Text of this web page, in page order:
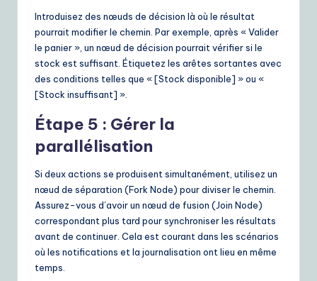
Introduisez des nœuds de décision là où le résultat
pourrait modifier le chemin. Par exemple, après « Valider
le panier », un nœud de décision pourrait vérifier si le
stock est suffisant. Étiquetez les arêtes sortantes avec
des conditions telles que « [Stock disponible] » ou «
[Stock insuffisant] ».
Étape 5 : Gérer la
parallélisation
Si deux actions se produisent simultanément, utilisez un
nœud de séparation (Fork Node) pour diviser le chemin.
Assurez-vous d’avoir un nœud de fusion (Join Node)
correspondant plus tard pour synchroniser les résultats
avant de continuer. Cela est courant dans les scénarios
où les notifications et la journalisation ont lieu en même
temps.